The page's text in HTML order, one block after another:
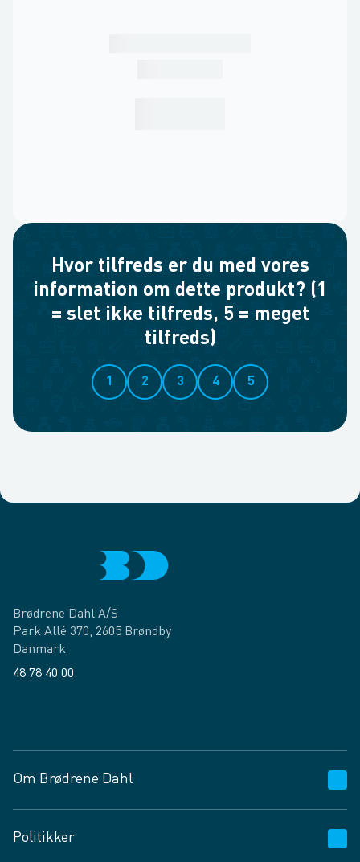
Hvor tilfreds er du med vores
information om dette produkt? (1
= slet ikke tilfreds, 5 = meget
tilfreds)
1 2 3 4 5
Brødrene Dahl A/S
Park Allé 370, 2605 Brøndby
Danmark
48 78 40 00
Om Brødrene Dahl
Vagttelefon 30 10 89 89
Politikker